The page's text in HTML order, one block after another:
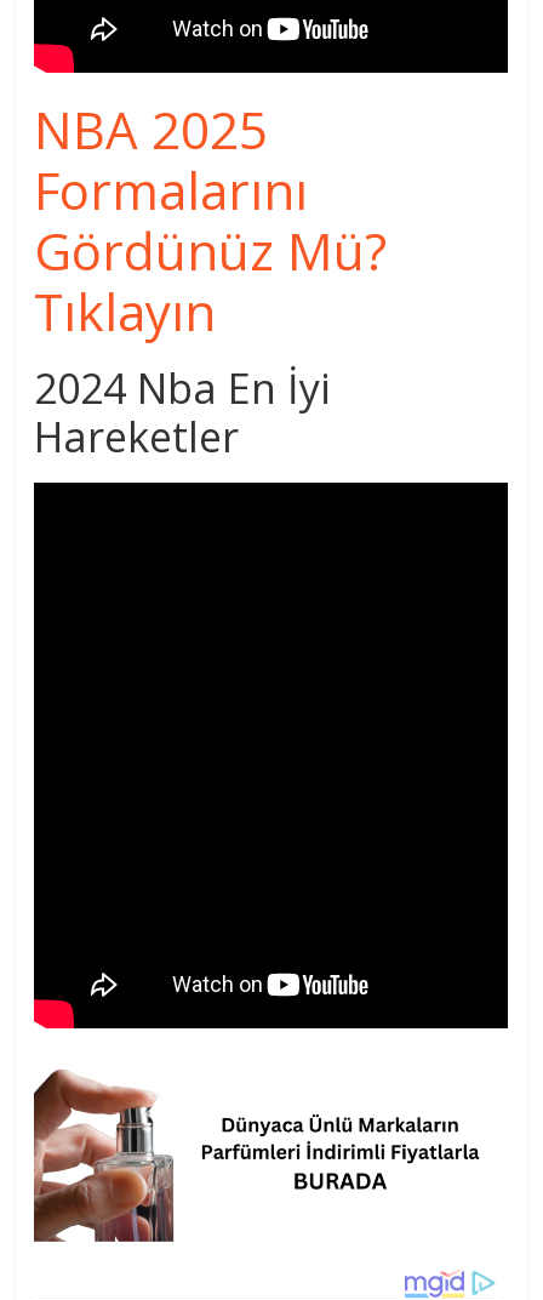
NBA 2025
Formalarını
Gördünüz Mü?
Tıklayın
2024 Nba En İyi
Hareketler